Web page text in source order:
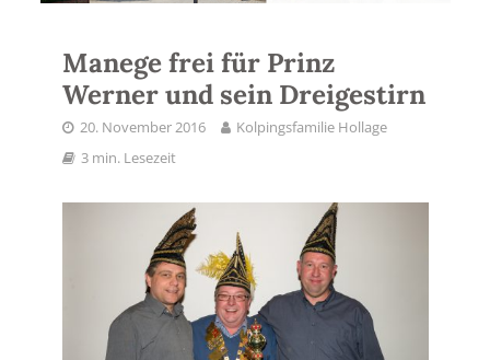
Manege frei für Prinz
Werner und sein Dreigestirn
20. November 2016
Kolpingsfamilie Hollage
3 min. Lesezeit